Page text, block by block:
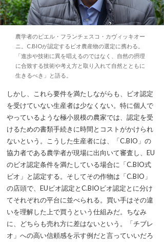
農学者のピエル・フランチェスコ・カヴィッキオー
ニ。C.BIOが認定するビオ農産物の選定に携わる。
「進歩や技術に異を唱えるのではなく、自然の摂理
に合致する技術や考え方と取り入れて自然とともに
生きるべき」と語る。
しかし、これら要件を満たしながらも、ビオ認定
を受けていない生産者は少なくない。特に個人で
やっているような極小規模の農家では、認定を受
けるための書類手続きに時間とコストがかけられ
ないという。こうした生産者には、「C.BIO」の
協力者である農学者が現場に出向いて審査し、EU
のビオ認定条件を満たしている場合に「C.BIO式
ビオ」と認定する。そしてその作物は「C.BIO」
の店頭で、EUビオ認定とC.BIOビオ認定とに分け
てそれぞれの平台に並べられる。買い手はその違
いを理解した上で買うという仕組みだ。ちなみ
に、どちらも売れ方に差はないという。「チブレ
オ」への高い信頼感を示す例だと言っていいだろ